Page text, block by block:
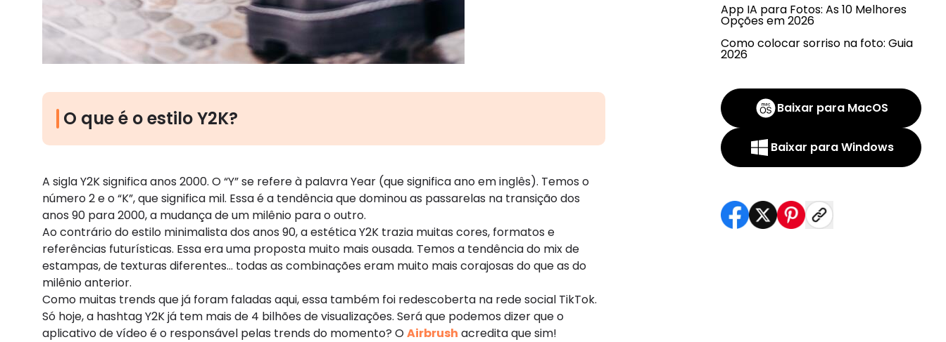
O que é o estilo Y2K?
A sigla Y2K significa anos 2000. O “Y” se refere à palavra Year (que significa ano em inglês). Temos o
número 2 e o “K”, que significa mil. Essa é a tendência que dominou as passarelas na transição dos
anos 90 para 2000, a mudança de um milênio para o outro.
Ao contrário do estilo minimalista dos anos 90, a estética Y2K trazia muitas cores, formatos e
referências futurísticas. Essa era uma proposta muito mais ousada. Temos a tendência do mix de
estampas, de texturas diferentes… todas as combinações eram muito mais corajosas do que as do
milênio anterior.
Como muitas trends que já foram faladas aqui, essa também foi redescoberta na rede social TikTok.
Só hoje, a hashtag Y2K já tem mais de 4 bilhões de visualizações. Será que podemos dizer que o
aplicativo de vídeo é o responsável pelas trends do momento? OAirbrush acredita que sim!
App IA para Fotos: As 10 Melhores
Opções em 2026
Como colocar sorriso na foto: Guia
2026
Baixar para MacOS
Baixar para Windows